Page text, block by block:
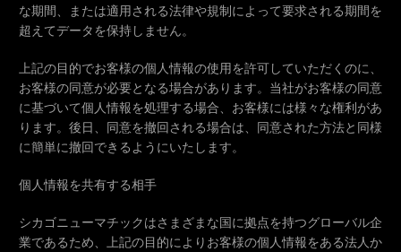
な期間、または適用される法律や規制によって要求される期間を
超えてデータを保持しません。
上記の目的でお客様の個人情報の使用を許可していただくのに、
お客様の同意が必要となる場合があります。当社がお客様の同意
に基づいて個人情報を処理する場合、お客様には様々な権利があ
ります。後日、同意を撤回される場合は、同意された方法と同様
に簡単に撤回できるようにいたします。
個人情報を共有する相手
シカゴニューマチックはさまざまな国に拠点を持つグローバル企
業であるため、上記の目的によりお客様の個人情報をある法人か